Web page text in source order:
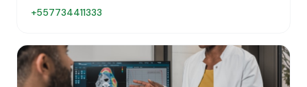
+557734411333